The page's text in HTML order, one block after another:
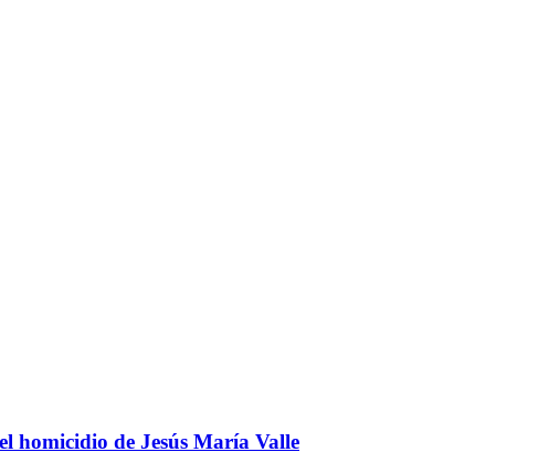
homicidio de Jesús María Valle